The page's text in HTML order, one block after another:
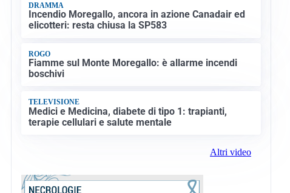
DRAMMA
Incendio Moregallo, ancora in azione Canadair ed
elicotteri: resta chiusa la SP583
ROGO
Fiamme sul Monte Moregallo: è allarme incendi
boschivi
TELEVISIONE
Medici e Medicina, diabete di tipo 1: trapianti,
terapie cellulari e salute mentale
Altri video